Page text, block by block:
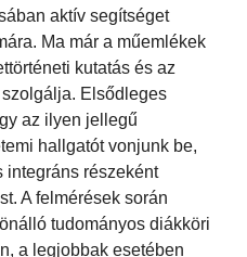
aktív segítséget
Ma már a műemlékek
kutatás és az
Elsődleges
az ilyen jellegű
hallgatót vonjunk be,
integráns részeként
A felmérések során
tudományos diákköri
a legjobbak esetében